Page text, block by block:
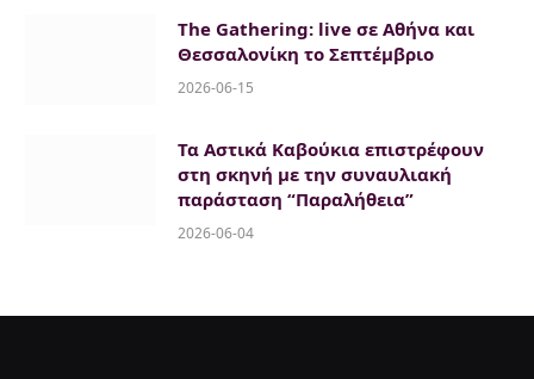
The Gathering: live σε Αθήνα και
Θεσσαλονίκη το Σεπτέμβριο
2026-06-15
Τα Αστικά Καβούκια επιστρέφουν
στη σκηνή με την συναυλιακή
παράσταση “Παραλήθεια”
2026-06-04